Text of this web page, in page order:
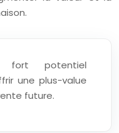
potentiel
une plus-value
future.